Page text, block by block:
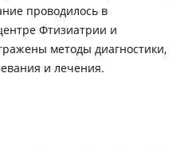
проводилось в
Фтизиатрии и
методы диагностики,
и лечения.